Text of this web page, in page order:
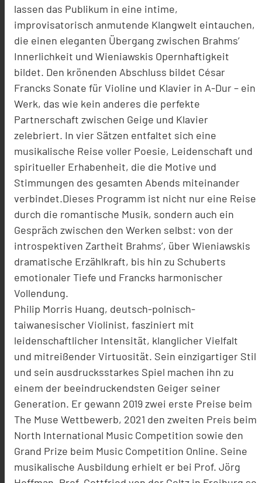
lassen das Publikum in eine intime,
improvisatorisch anmutende Klangwelt eintauchen,
die einen eleganten Übergang zwischen Brahms’
Innerlichkeit und Wieniawskis Opernhaftigkeit
bildet. Den krönenden Abschluss bildet César
Francks Sonate für Violine und Klavier in A-Dur – ein
Werk, das wie kein anderes die perfekte
Partnerschaft zwischen Geige und Klavier
zelebriert. In vier Sätzen entfaltet sich eine
musikalische Reise voller Poesie, Leidenschaft und
spiritueller Erhabenheit, die die Motive und
Stimmungen des gesamten Abends miteinander
verbindet.Dieses Programm ist nicht nur eine Reise
durch die romantische Musik, sondern auch ein
Gespräch zwischen den Werken selbst: von der
introspektiven Zartheit Brahms’, über Wieniawskis
dramatische Erzählkraft, bis hin zu Schuberts
emotionaler Tiefe und Francks harmonischer
Vollendung.
Philip Morris Huang, deutsch-polnisch-
taiwanesischer Violinist, fasziniert mit
leidenschaftlicher Intensität, klanglicher Vielfalt
und mitreißender Virtuosität. Sein einzigartiger Stil
und sein ausdrucksstarkes Spiel machen ihn zu
einem der beeindruckendsten Geiger seiner
Generation. Er gewann 2019 zwei erste Preise beim
The Muse Wettbewerb, 2021 den zweiten Preis beim
North International Music Competition sowie den
Grand Prize beim Music Competition Online. Seine
musikalische Ausbildung erhielt er bei Prof. Jörg